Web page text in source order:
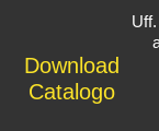
Download
Catalogo